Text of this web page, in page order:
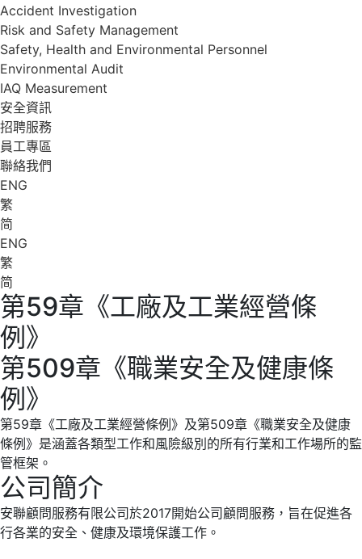
Accident Investigation
Risk and Safety Management
Safety, Health and Environmental Personnel
Environmental Audit
IAQ Measurement
安全資訊
招聘服務
員工專區
聯絡我們
ENG
繁
简
ENG
繁
简
第59章《工廠及工業經營條
例》
第509章《職業安全及健康條
例》
第59章《工廠及工業經營條例》及第509章《職業安全及健康
條例》是涵蓋各類型工作和風險級別的所有行業和工作場所的監
管框架。
公司簡介
安聯顧問服務有限公司於2017開始公司顧問服務，旨在促進各
行各業的安全、健康及環境保護工作。